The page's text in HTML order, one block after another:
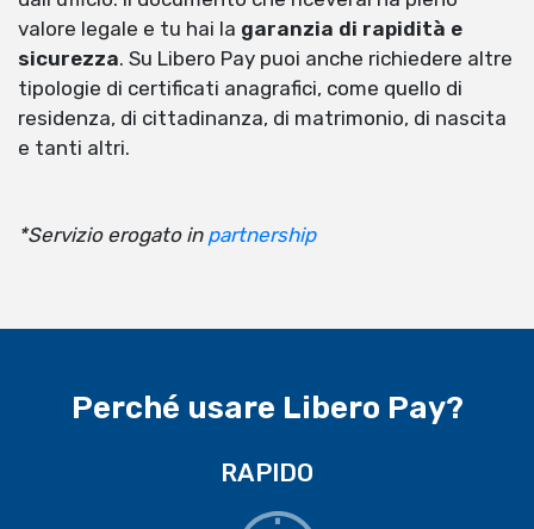
valore legale e tu hai la garanzia di rapidità e
sicurezza. Su Libero Pay puoi anche richiedere altre
tipologie di certificati anagrafici, come quello di
residenza, di cittadinanza, di matrimonio, di nascita
e tanti altri.
*Servizio erogato in partnership
Perché usare Libero Pay?
RAPIDO